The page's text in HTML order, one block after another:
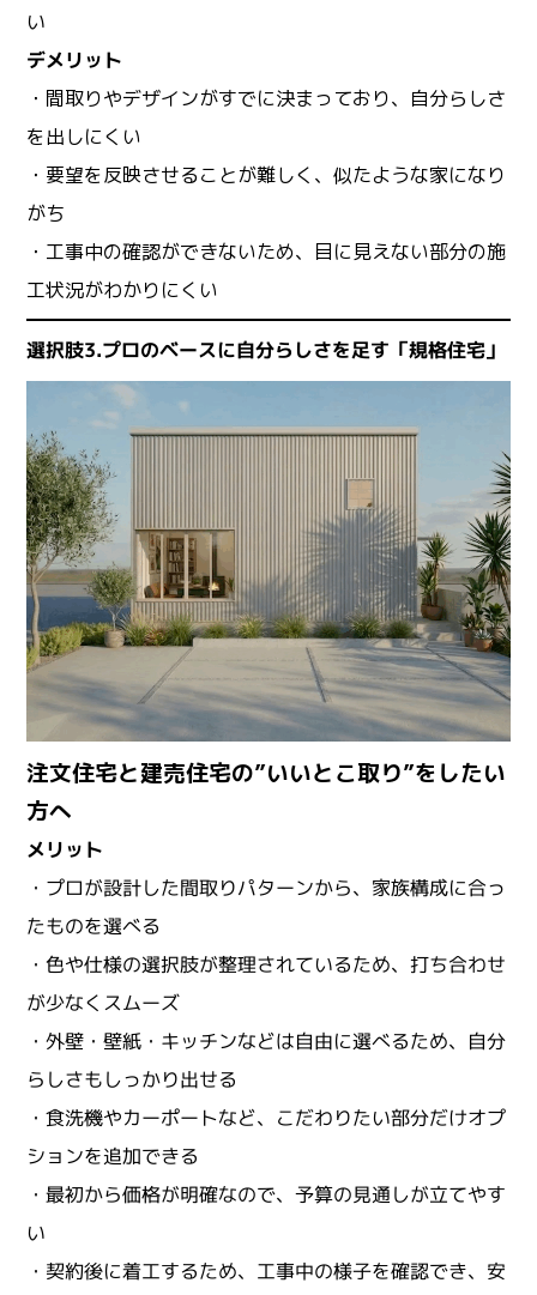
い
デメリット
・間取りやデザインがすでに決まっており、自分らしさ
を出しにくい
・要望を反映させることが難しく、似たような家になり
がち
・工事中の確認ができないため、目に見えない部分の施
工状況がわかりにくい
選択肢3.プロのベースに自分らしさを足す「規格住宅」
注文住宅と建売住宅の”いいとこ取り”をしたい
方へ
メリット
・プロが設計した間取りパターンから、家族構成に合っ
たものを選べる
・色や仕様の選択肢が整理されているため、打ち合わせ
が少なくスムーズ
・外壁・壁紙・キッチンなどは自由に選べるため、自分
らしさもしっかり出せる
・食洗機やカーポートなど、こだわりたい部分だけオプ
ションを追加できる
・最初から価格が明確なので、予算の見通しが立てやす
い
・契約後に着工するため、工事中の様子を確認でき、安